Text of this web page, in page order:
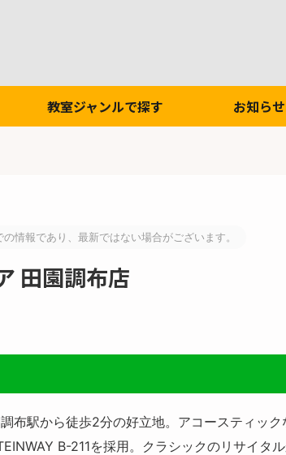
教室ジャンルで探す お知らせ
情報であり、最新ではない場合がございます。
田園調布店
布駅から徒歩2分の好立地。アコースティッ
B-211を採用。クラシックのリサイタ